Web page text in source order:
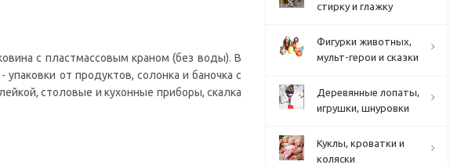
с пластмассовым краном (без воды). В
от продуктов, солонка и баночка с
столовые и кухонные приборы, скалка
стирку и глажку
Фигурки животных,
мульт-герои и сказки
Деревянные лопаты,
игрушки, шнуровки
Куклы, кроватки и
коляски